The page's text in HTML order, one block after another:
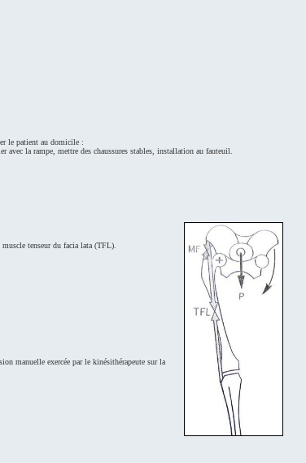
le patient au domicile :
avec la rampe, mettre des chaussures stables, installation au fauteuil.
tenseur du facia lata (TFL).
manuelle exercée par le kinésithérapeute sur la